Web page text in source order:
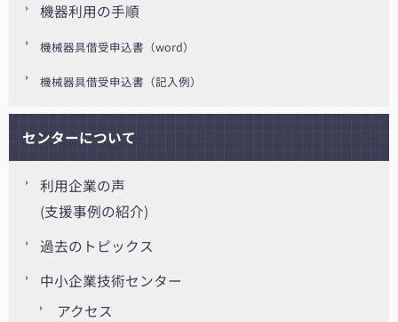
機器利用の手順
機械器具借受申込書（word）
機械器具借受申込書（記入例）
センターについて
利用企業の声
(支援事例の紹介)
過去のトピックス
中小企業技術センター
アクセス